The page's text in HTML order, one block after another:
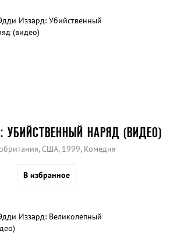
УБИЙСТВЕННЫЙ НАРЯД (ВИДЕО)
США, 1999, Комедия
В избранное